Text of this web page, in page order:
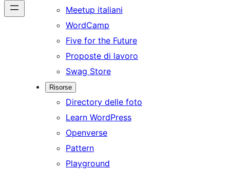
Meetup italiani
WordCamp
Five for the Future
Proposte di lavoro
Swag Store
Risorse
Directory delle foto
Learn WordPress
Openverse
Pattern
Playground